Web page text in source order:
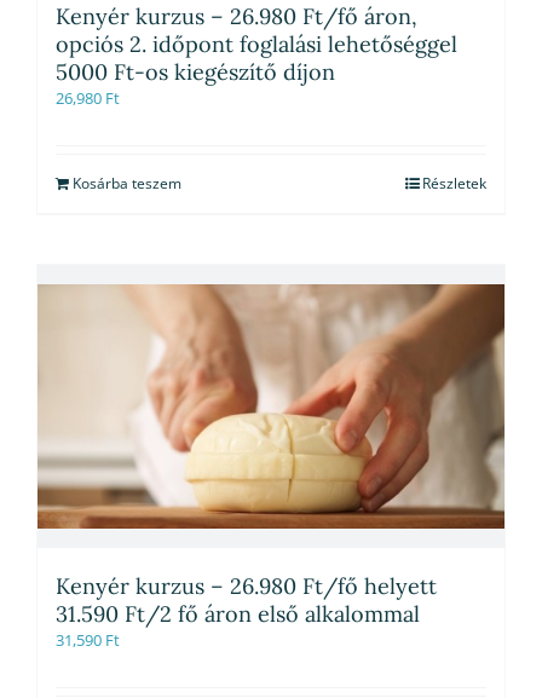
Kenyér kurzus – 26.980 Ft/fő áron,
opciós 2. időpont foglalási lehetőséggel
5000 Ft-os kiegészítő díjon
26,980 Ft
Kosárba teszem Részletek
Kenyér kurzus – 26.980 Ft/fő helyett
31.590 Ft/2 fő áron első alkalommal
31,590 Ft